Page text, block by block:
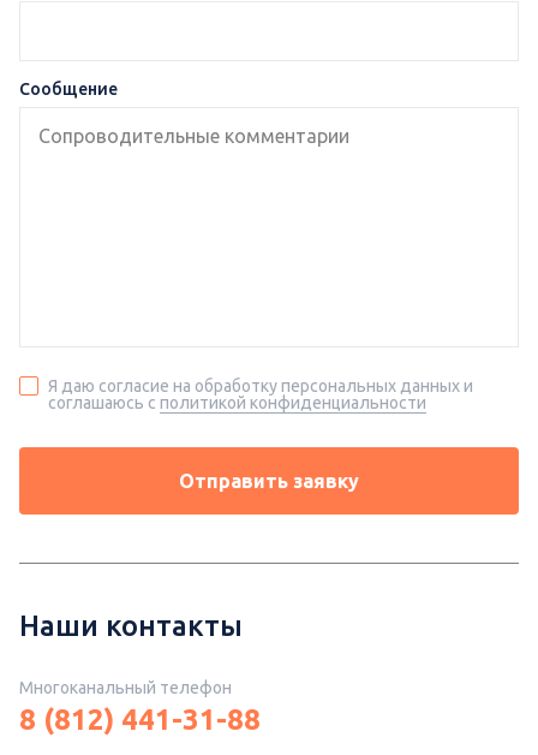
Сообщение
Я даю согласие на обработку персональных данных и
соглашаюсь с политикой конфиденциальности
Отправить заявку
Наши контакты
Многоканальный телефон
8 (812) 441-31-88